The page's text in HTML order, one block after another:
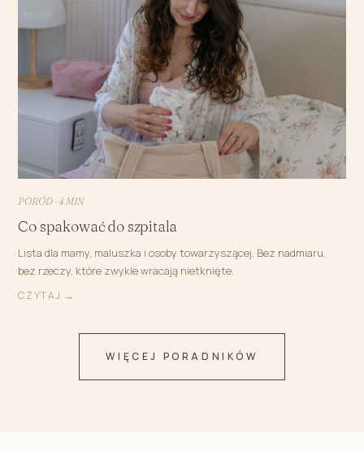
PORÓD · 4 MIN
Co spakować do szpitala
Lista dla mamy, maluszka i osoby towarzyszącej. Bez nadmiaru,
bez rzeczy, które zwykle wracają nietknięte.
CZYTAJ →
WIĘCEJ PORADNIKÓW